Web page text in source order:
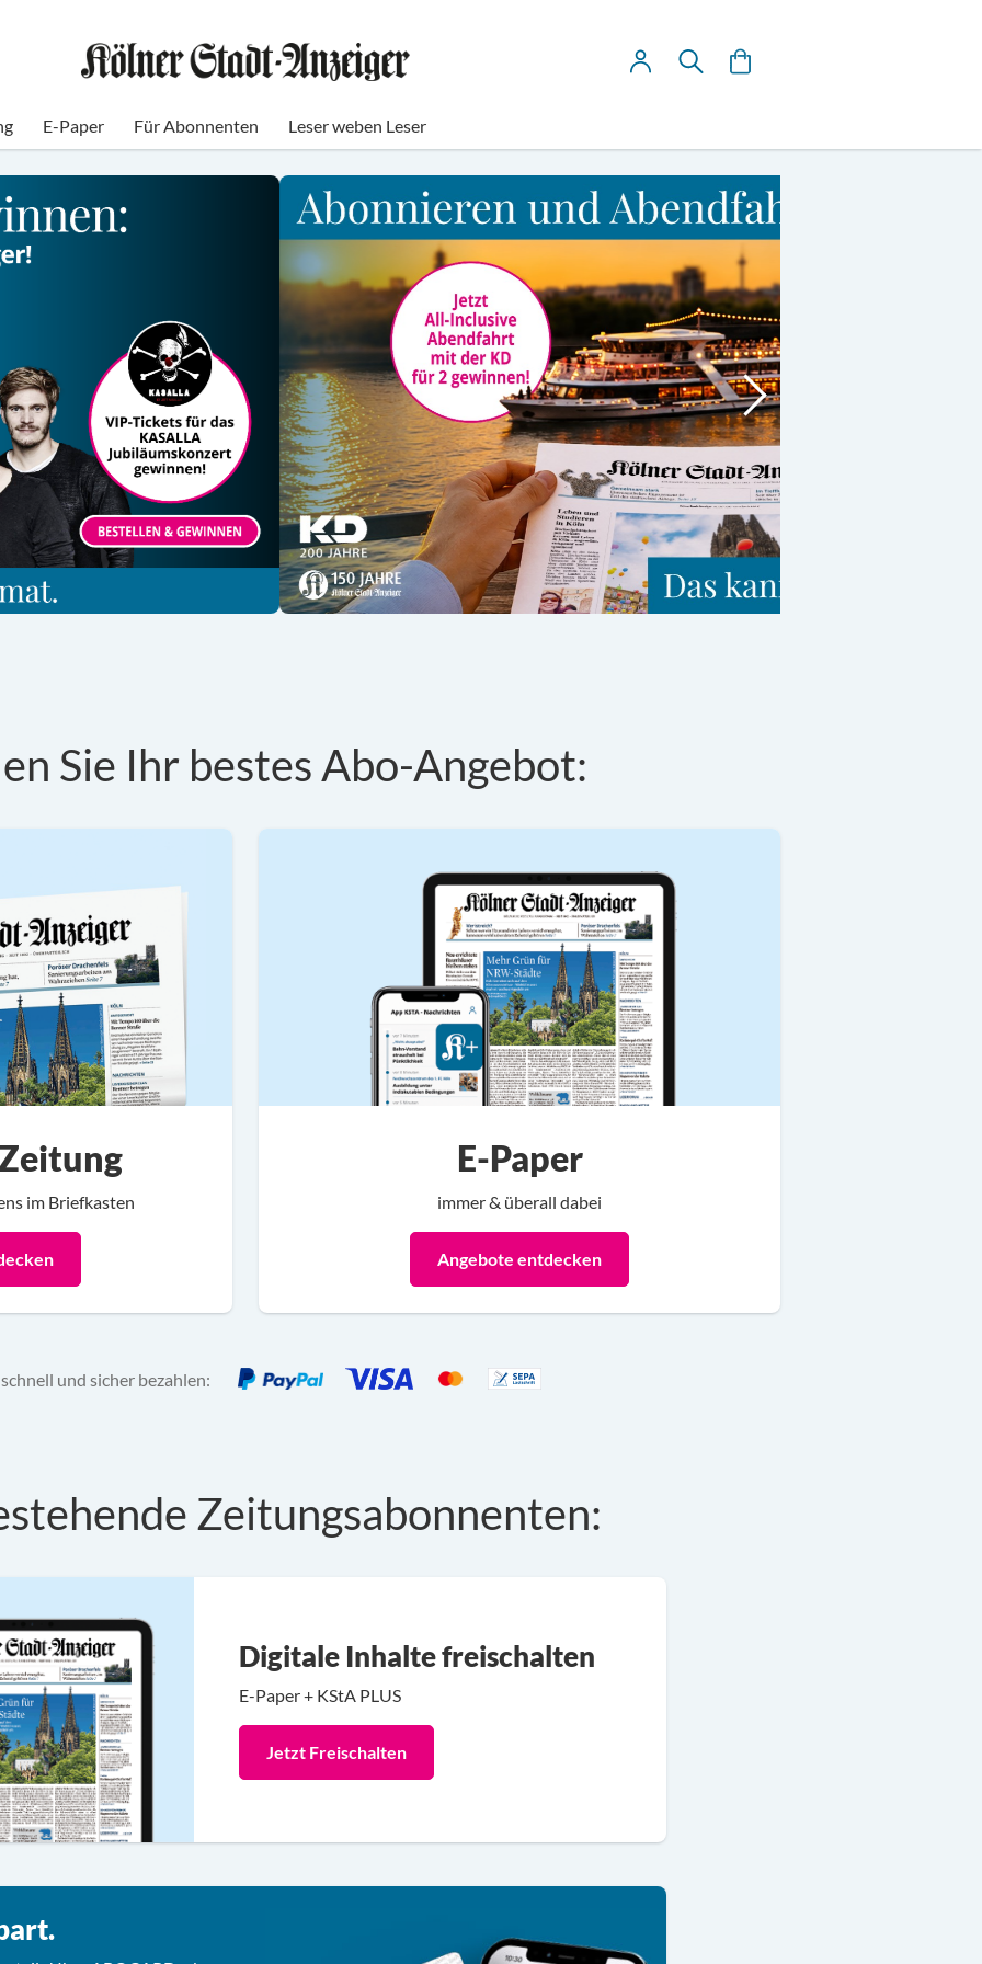
E-Paper Für Abonnenten Leser weben Leser
Sie Ihr bestes Abo-Angebot:
im Briefkasten
E-Paper
immer & überall dabei
Angebote entdecken
und sicher bezahlen:
Zeitungsabonnenten:
Digitale Inhalte freischalten
E-Paper + KStA PLUS
Jetzt Freischalten